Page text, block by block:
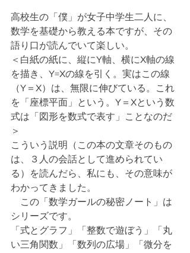
高校生の「僕」が女子中学生二人に、
数学を基礎から教える本ですが、その
語り口が読んでいて楽しい。
＜白紙の紙に、縦にY軸、横にX軸の線
を描き、Y=Xの線を引く。実はこの線
（Y＝X）は、無限に伸びている。これ
を「座標平面」という。Y＝Xという数
式は「図形を数式で表す」ことなのだ
＞
こういう説明（この本の文章そのもの
は、３人の会話として進められてい
る）を読んだら、私にも、その意味が
わかってきました。
この「数学ガールの秘密ノート」は
シリーズです。
「式とグラフ」「整数で遊ぼう」「丸
い三角関数」「数列の広場」「微分を